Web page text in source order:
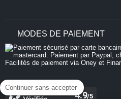
Continuer sans accepter
MODES DE PAIEMENT